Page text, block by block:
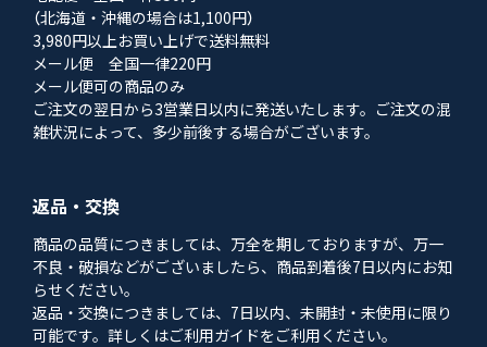
（北海道・沖縄の場合は1,100円）
3,980円以上お買い上げで送料無料
メール便 全国一律220円
メール便可の商品のみ
ご注文の翌日から3営業日以内に発送いたします。ご注文の混
雑状況によって、多少前後する場合がございます。
返品・交換
商品の品質につきましては、万全を期しておりますが、万一
不良・破損などがございましたら、商品到着後7日以内にお知
らせください。
返品・交換につきましては、7日以内、未開封・未使用に限り
可能です。詳しくはご利用ガイドをご利用ください。